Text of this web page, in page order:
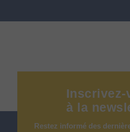
Inscrivez-
à la
Restez informé des